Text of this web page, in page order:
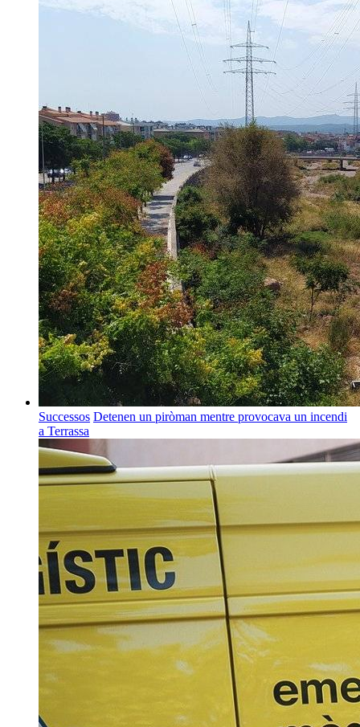
Successos Detenen un piròman mentre provocava un incendi
a Terrassa